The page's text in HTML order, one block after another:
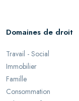
Domaines de droit
Travail - Social
Immobilier
Famille
Consommation